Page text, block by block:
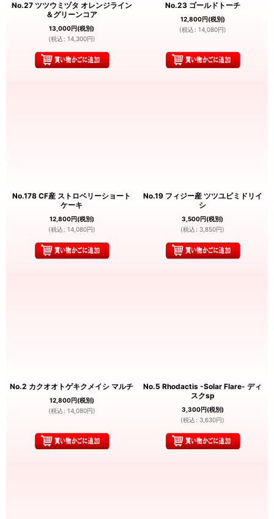
No.27 ツツウミヅタ オレンジライン
＆グリーンコア
13,000円(税別)
(税込 : 14,300円)
No.23 ゴールドトーチ
12,800円(税別)
(税込 : 14,080円)
No.178 CF産 ストロベリーショート
ケーキ
12,800円(税別)
(税込 : 14,080円)
No.19 フィジー産 ツツユビミドリイ
シ
3,500円(税別)
(税込 : 3,850円)
No.2 カクオオトゲキクメイシ マルチ
12,800円(税別)
(税込 : 14,080円)
No.5 Rhodactis -Solar Flare- ディ
スクsp
3,300円(税別)
(税込 : 3,630円)